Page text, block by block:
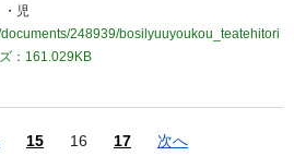
・児
248939/bosilyuuyoukou_teatehitori
：161.029KB
15 16 17 次へ